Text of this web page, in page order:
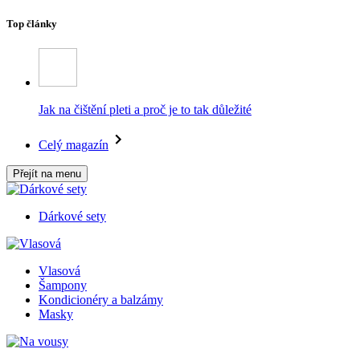
Top články
Jak na čištění pleti a proč je to tak důležité
Celý magazín
Přejít na menu
Dárkové sety
Vlasová
Šampony
Kondicionéry a balzámy
Masky